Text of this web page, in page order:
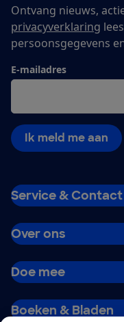
Ontvang nieuws,
privacyverklaring
persoonsgegevens
E-mailadres
Ik meld me aan
Service & Contact
Over ons
Doe mee
Boeken & Bladen